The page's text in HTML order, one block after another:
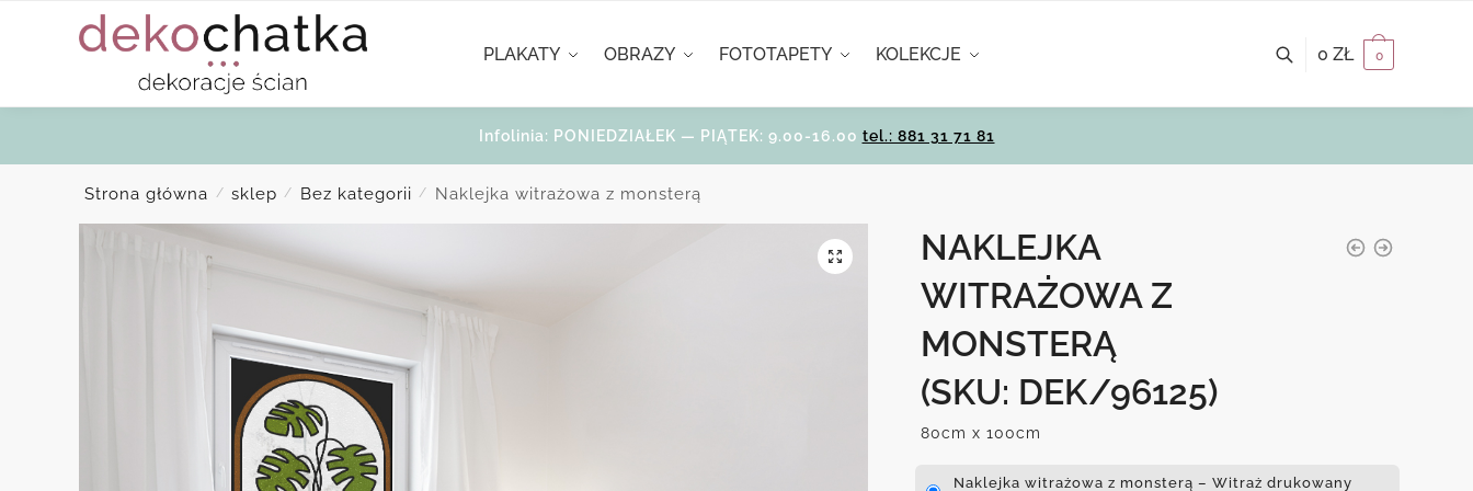
PLAKATY OBRAZY FOTOTAPETY KOLEKCJE 0 ZŁ 0
Infolinia: PONIEDZIAŁEK — PIĄTEK: 9.00-16.00 tel.: 881 31 71 81
Strona główna / sklep / Bez kategorii / Naklejka witrażowa z monsterą
NAKLEJKA
WITRAŻOWA Z
MONSTERĄ
(SKU: DEK/96125)
80cm x 100cm
Naklejka witrażowa z monsterą – Witraż drukowany